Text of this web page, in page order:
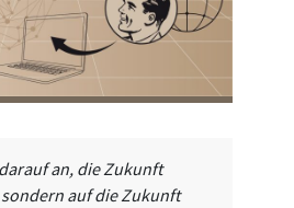
an, die Zukunft
auf die Zukunft